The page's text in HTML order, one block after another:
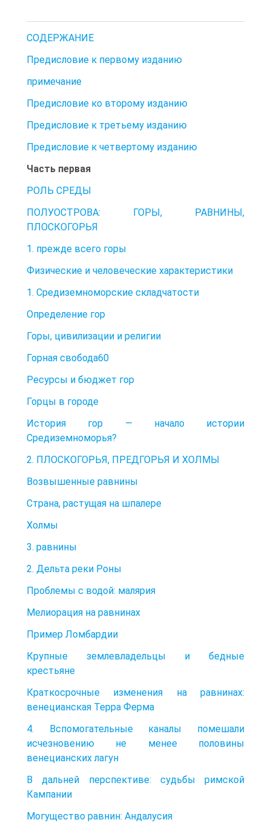
СОДЕРЖАНИЕ
Предисловие к первому изданию
примечание
Предисловие ко второму изданию
Предисловие к третьему изданию
Предисловие к четвертому изданию
Часть первая
РОЛЬ СРЕДЫ
ПОЛУОСТРОВА: ГОРЫ, РАВНИНЫ,
ПЛОСКОГОРЬЯ
1. прежде всего горы
Физические и человеческие характеристики
1. Средиземноморские складчатости
Определение гор
Горы, цивилизации и религии
Горная свобода60
Ресурсы и бюджет гор
Горцы в городе
История гор — начало истории
Средиземноморья?
2. ПЛОСКОГОРЬЯ, ПРЕДГОРЬЯ И ХОЛМЫ
Возвышенные равнины
Страна, растущая на шпалере
Холмы
3. равнины
2. Дельта реки Роны
Проблемы с водой: малярия
Мелиорация на равнинах
Пример Ломбардии
Крупные землевладельцы и бедные
крестьяне
Краткосрочные изменения на равнинах:
венецианская Терра Ферма
4. Вспомогательные каналы помешали
исчезновению не менее половины
венецианских лагун
В дальней перспективе: судьбы римской
Кампании
Могущество равнин: Андалусия